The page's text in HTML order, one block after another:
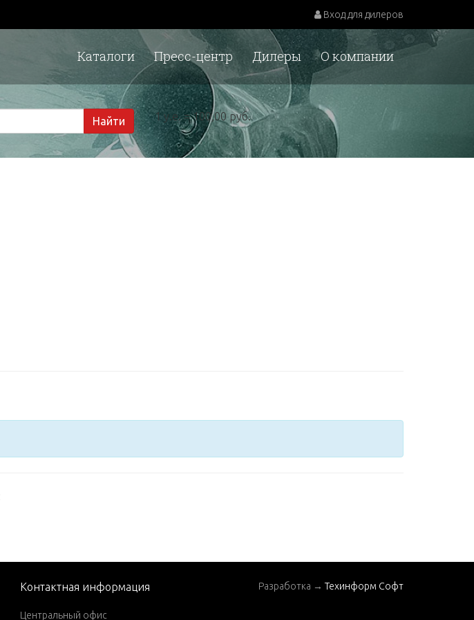
Вход для дилеров
О компании
Дилеры
Пресс-центр
Каталоги
Найти 1 у.е. = 100,00 руб.
Контактная информация
Центральный офис
Разработка → Техинформ Софт